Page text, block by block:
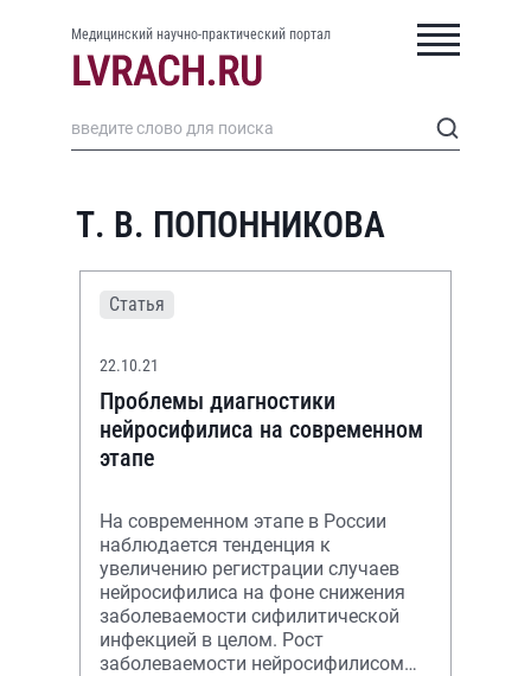
Медицинский научно-практический портал
Т. В. ПОПОННИКОВА
Статья
22.10.21
Проблемы диагностики
нейросифилиса на современном
этапе
На современном этапе в России
наблюдается тенденция к
увеличению регистрации случаев
нейросифилиса на фоне снижения
заболеваемости сифилитической
инфекцией в целом. Рост
заболеваемости нейросифилисом